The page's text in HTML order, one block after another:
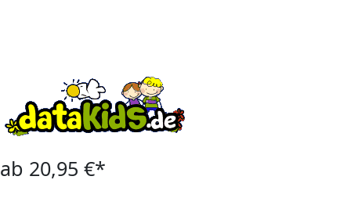
ab 20,95 €*